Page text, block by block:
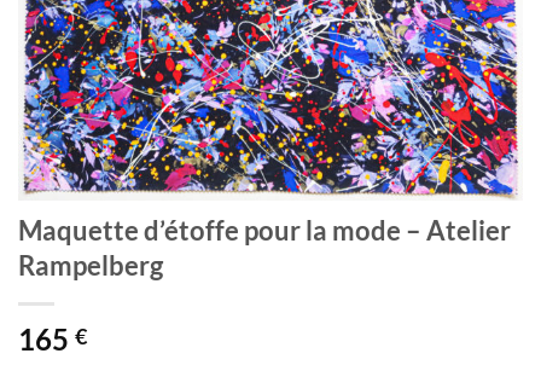
Maquette d’étoffe pour la mode – Atelier
Rampelberg
165 €